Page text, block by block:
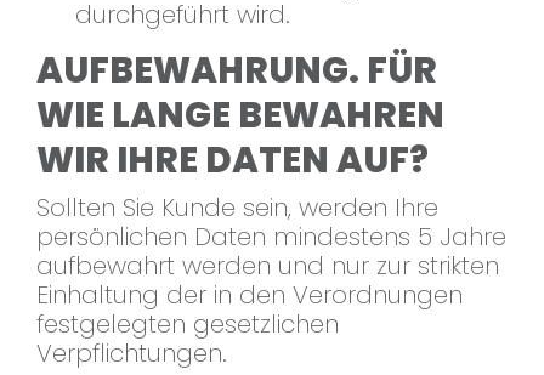
durchgeführt wird.
AUFBEWAHRUNG. FÜR
WIE LANGE BEWAHREN
WIR IHRE DATEN AUF?
Sollten Sie Kunde sein, werden Ihre
persönlichen Daten mindestens 5 Jahre
aufbewahrt werden und nur zur strikten
Einhaltung der in den Verordnungen
festgelegten gesetzlichen
Verpflichtungen.